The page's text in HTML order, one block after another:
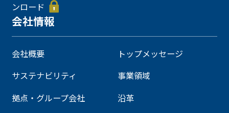
ンロード
会社情報
会社概要
トップメッセージ
サステナビリティ
事業領域
拠点・グループ会社
沿革